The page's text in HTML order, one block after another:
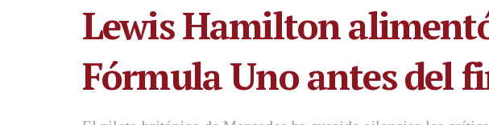
Lewis Hamilton
Fórmula Uno antes del